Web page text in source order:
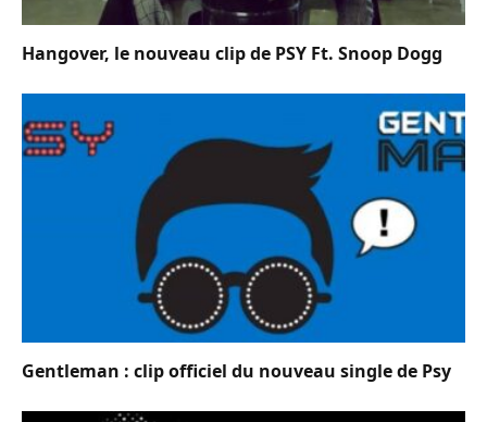
Hangover, le nouveau clip de PSY Ft. Snoop Dogg
Gentleman : clip officiel du nouveau single de Psy